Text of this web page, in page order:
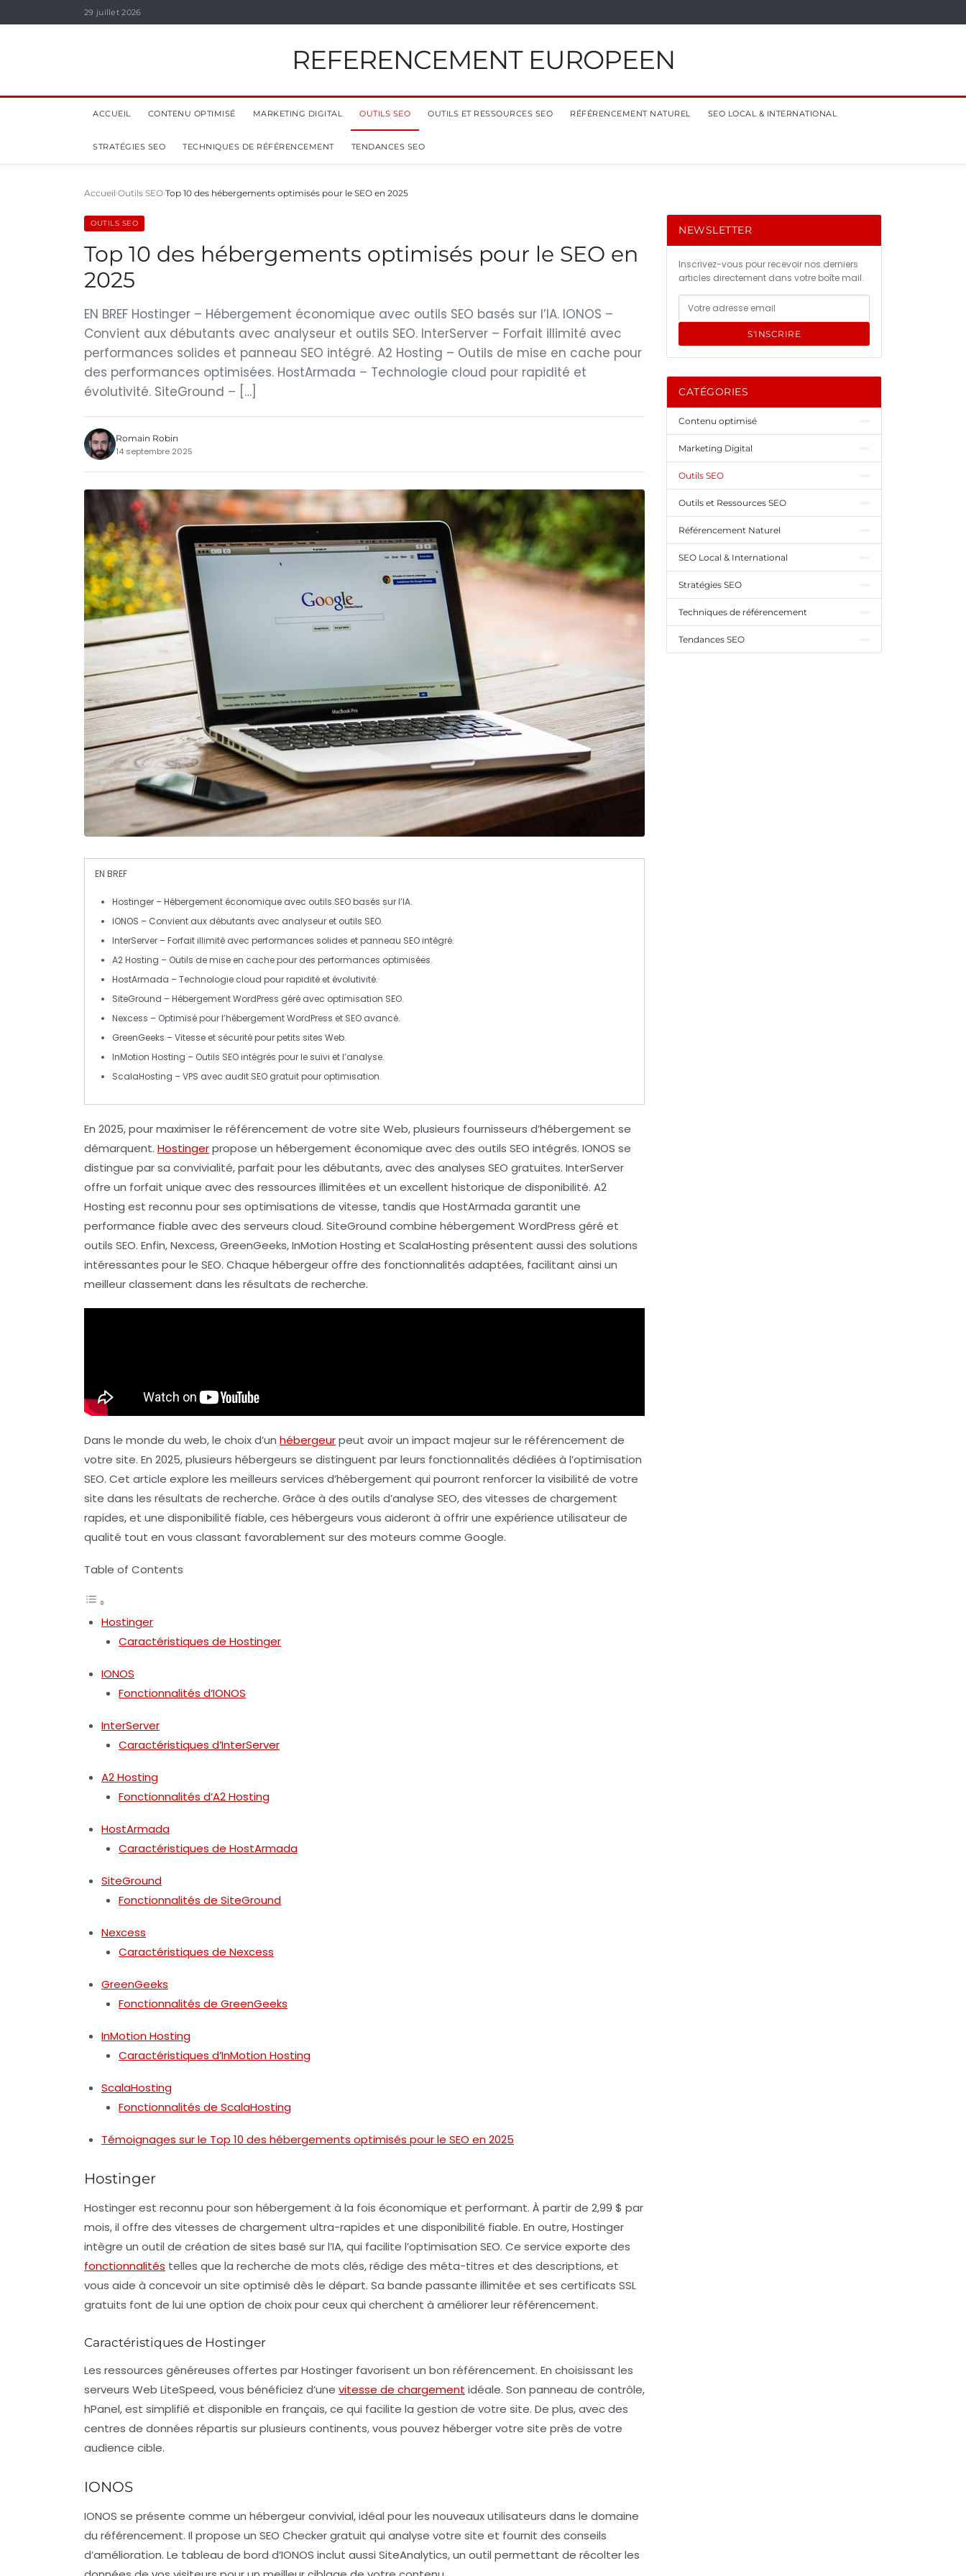
29 juillet 2026
REFERENCEMENT EUROPEEN
ACCUEIL CONTENU OPTIMISÉ MARKETING DIGITAL OUTILS SEO OUTILS ET RESSOURCES SEO RÉFÉRENCEMENT NATUREL SEO LOCAL & INTERNATIONAL
STRATÉGIES SEO TECHNIQUES DE RÉFÉRENCEMENT TENDANCES SEO
Accueil Outils SEO Top 10 des hébergements optimisés pour le SEO en 2025
OUTILS SEO
Top 10 des hébergements optimisés pour le SEO en
2025
EN BREF Hostinger – Hébergement économique avec outils SEO basés sur l’IA. IONOS –
Convient aux débutants avec analyseur et outils SEO. InterServer – Forfait illimité avec
performances solides et panneau SEO intégré. A2 Hosting – Outils de mise en cache pour
des performances optimisées. HostArmada – Technologie cloud pour rapidité et
évolutivité. SiteGround – […]
Romain Robin
14 septembre 2025
EN BREF
Hostinger – Hébergement économique avec outils SEO basés sur l’IA.
IONOS – Convient aux débutants avec analyseur et outils SEO.
InterServer – Forfait illimité avec performances solides et panneau SEO intégré.
A2 Hosting – Outils de mise en cache pour des performances optimisées.
HostArmada – Technologie cloud pour rapidité et évolutivité.
SiteGround – HébergementWordPress géré avec optimisation SEO.
Nexcess – Optimisé pour l’hébergementWordPress et SEO avancé.
GreenGeeks – Vitesse et sécurité pour petits sites Web.
InMotion Hosting – Outils SEO intégrés pour le suivi et l’analyse.
ScalaHosting – VPS avec audit SEO gratuit pour optimisation.
En 2025, pour maximiser le référencement de votre site Web, plusieurs fournisseurs d’hébergement se
démarquent. Hostingerpropose un hébergement économique avec des outils SEO intégrés. IONOS se
distingue par sa convivialité, parfait pour les débutants, avec des analyses SEO gratuites. InterServer
offre un forfait unique avec des ressources illimitées et un excellent historique de disponibilité. A2
Hosting est reconnu pour ses optimisations de vitesse, tandis que HostArmada garantit une
performance fiable avec des serveurs cloud. SiteGround combine hébergement WordPress géré et
outils SEO. Enfin,Nexcess,GreenGeeks,InMotion Hosting et ScalaHosting présentent aussi des solutions
intéressantes pour le SEO. Chaque hébergeur offre des fonctionnalités adaptées, facilitant ainsi un
meilleur classement dans les résultats de recherche.
Dans le monde du web, le choix d’un hébergeurpeut avoir un impact majeur sur le référencement de
votre site. En 2025, plusieurs hébergeurs se distinguent par leurs fonctionnalités dédiées à l’optimisation
SEO. Cet article explore les meilleurs services d’hébergement qui pourront renforcer la visibilité de votre
site dans les résultats de recherche. Grâce à des outils d’analyse SEO, des vitesses de chargement
rapides, et une disponibilité fiable, ces hébergeurs vous aideront à offrir une expérience utilisateur de
qualité tout en vous classant favorablement sur des moteurs comme Google.
Table of Contents
Hostinger
Caractéristiques de Hostinger
IONOS
Fonctionnalités d’IONOS
InterServer
Caractéristiques d’InterServer
A2 Hosting
Fonctionnalités d’A2 Hosting
HostArmada
Caractéristiques de HostArmada
SiteGround
Fonctionnalités de SiteGround
Nexcess
Caractéristiques de Nexcess
GreenGeeks
Fonctionnalités de GreenGeeks
InMotion Hosting
Caractéristiques d’InMotion Hosting
ScalaHosting
Fonctionnalités de ScalaHosting
Témoignages sur le Top 10 des hébergements optimisés pour le SEO en 2025
Hostinger
Hostingerest reconnu pour son hébergement à la fois économique et performant. À partir de 2,99 $ par
mois, il offre des vitesses de chargement ultra-rapides et une disponibilité fiable. En outre, Hostinger
intègre un outil de création de sites basé sur l’IA, qui facilite l’optimisation SEO. Ce service exporte des
fonctionnalités telles que la recherche de mots clés, rédige des méta-titres et des descriptions, et
vous aide à concevoir un site optimisé dès le départ. Sa bande passante illimitée et ses certificats SSL
gratuits font de lui une option de choix pour ceux qui cherchent à améliorer leur référencement.
Caractéristiques de Hostinger
Les ressources généreuses offertes par Hostinger favorisent un bon référencement. En choisissant les
serveurs Web LiteSpeed, vous bénéficiez d’une vitesse de chargement idéale. Son panneau de contrôle,
hPanel, est simplifié et disponible en français, ce qui facilite la gestion de votre site. De plus, avec des
centres de données répartis sur plusieurs continents, vous pouvez héberger votre site près de votre
audience cible.
IONOS
IONOS se présente comme un hébergeur convivial, idéal pour les nouveaux utilisateurs dans le domaine
du référencement. Il propose un SEO Checkergratuit qui analyse votre site et fournit des conseils
d’amélioration. Le tableau de bord d’IONOS inclut aussi SiteAnalytics, un outil permettant de récolter les
NEWSLETTER
Inscrivez-vous pour recevoir nos derniers
articles directement dans votre boîte mail.
S'INSCRIRE
CATÉGORIES
Contenu optimisé
Marketing Digital
Outils SEO
Outils et Ressources SEO
Référencement Naturel
SEO Local & International
Stratégies SEO
Techniques de référencement
Tendances SEO